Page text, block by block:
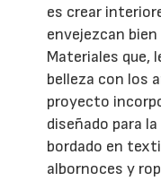
es crear
envejezcan
Materiales que,
belleza con los
proyecto
diseñado para
bordado en
albornoces y